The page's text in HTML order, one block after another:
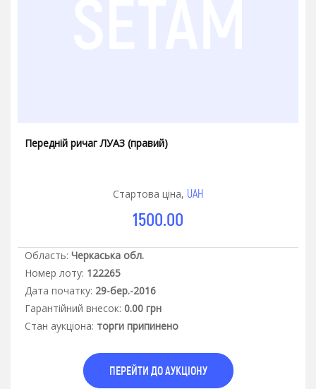
Передній ричаг ЛУАЗ (правий)
Стартова ціна, UAH
1500.00
Область: Черкаська обл.
Номер лоту: 122265
Дата початку: 29-бер.-2016
Гарантiйний внесок: 0.00 грн
Стан аукцiона: торги припинено
ПЕРЕЙТИ ДО АУКЦІОНУ